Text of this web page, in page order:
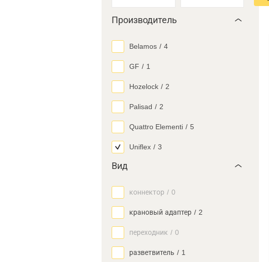
Производитель
Belamos / 4
GF / 1
Hozelock / 2
Palisad / 2
Quattro Elementi / 5
Uniflex / 3
Вид
коннектор / 0
крановый адаптер / 2
переходник / 0
разветвитель / 1